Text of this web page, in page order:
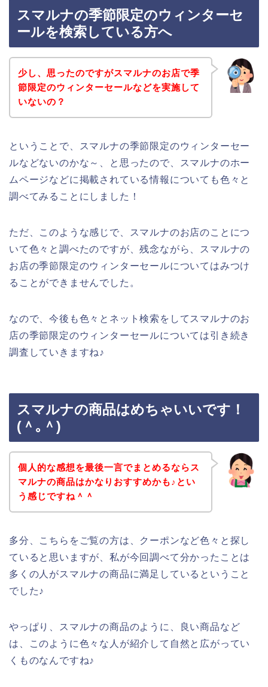
スマルナの季節限定のウィンターセ
ールを検索している方へ
少し、思ったのですがスマルナのお店で季
節限定のウィンターセールなどを実施して
いないの？
ということで、スマルナの季節限定のウィンターセー
ルなどないのかな～、と思ったので、スマルナのホー
ムページなどに掲載されている情報についても色々と
調べてみることにしました！
ただ、このような感じで、スマルナのお店のことにつ
いて色々と調べたのですが、残念ながら、スマルナの
お店の季節限定のウィンターセールについてはみつけ
ることができませんでした。
なので、今後も色々とネット検索をしてスマルナのお
店の季節限定のウィンターセールについては引き続き
調査していきますね♪
スマルナの商品はめちゃいいです！
(＾｡＾)
個人的な感想を最後一言でまとめるならス
マルナの商品はかなりおすすめかも♪とい
う感じですね＾＾
多分、こちらをご覧の方は、クーポンなど色々と探し
ていると思いますが、私が今回調べて分かったことは
多くの人がスマルナの商品に満足しているということ
でした♪
やっぱり、スマルナの商品のように、良い商品など
は、このように色々な人が紹介して自然と広がってい
くものなんですね♪